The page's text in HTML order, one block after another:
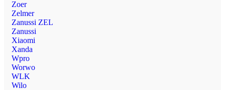
Zoer
Zelmer
Zanussi ZEL
Zanussi
Xiaomi
Xanda
Wpro
Worwo
WLK
Wilo